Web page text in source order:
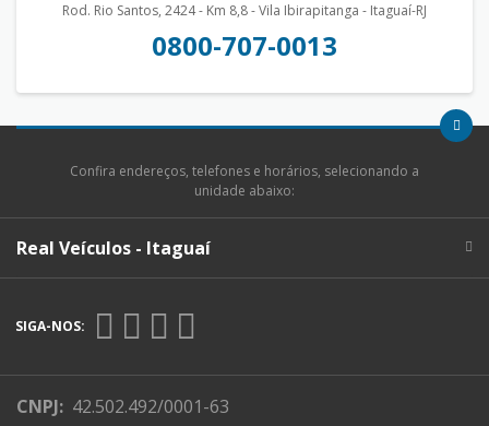
Rod. Rio Santos, 2424 - Km 8,8 - Vila Ibirapitanga - Itaguaí-RJ
0800-707-0013
Confira endereços, telefones e horários, selecionando a
unidade abaixo:
Real Veículos - Itaguaí
SIGA-NOS:
CNPJ: 42.502.492/0001-63